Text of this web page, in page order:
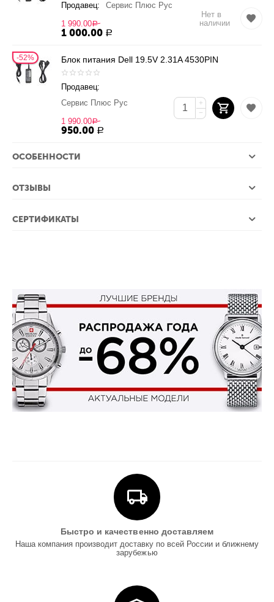
Продавец:
Сервис Плюс Рус
1 990.00Р
1 000.00 Р
Нет в
наличии
52% Блок питания Dell 19.5V 2.31A 4530PIN
Продавец:
Сервис Плюс Рус
1 990.00Р
950.00 Р
+
−
ОСОБЕННОСТИ
ОТЗЫВЫ
СЕРТИФИКАТЫ
Быстро и качественно доставляем
Наша компания производит доставку по всей России и ближнему
зарубежью